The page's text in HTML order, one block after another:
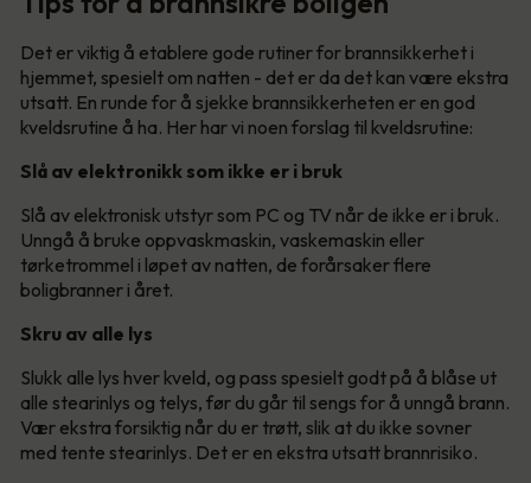
Det er viktig å etablere gode rutiner for brannsikkerhet i
hjemmet, spesielt om natten - det er da det kan være ekstra
utsatt. En runde for å sjekke brannsikkerheten er en god
kveldsrutine å ha. Her har vi noen forslag til kveldsrutine:
Slå av elektronikk som ikke er i bruk
Slå av elektronisk utstyr som PC og TV når de ikke er i bruk.
Unngå å bruke oppvaskmaskin, vaskemaskin eller
tørketrommel i løpet av natten, de forårsaker flere
boligbranner i året.
Skru av alle lys
Slukk alle lys hver kveld, og pass spesielt godt på å blåse ut
alle stearinlys og telys, før du går til sengs for å unngå brann.
Vær ekstra forsiktig når du er trøtt, slik at du ikke sovner
med tente stearinlys. Det er en ekstra utsatt brannrisiko.